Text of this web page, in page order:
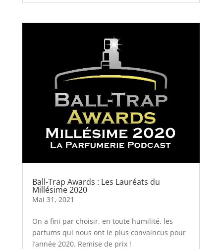
Ball-Trap Awards : Les Lauréats du
Millésime 2020
Mai 31, 2021
On a fini par choisir, en toute humilité, les
parfums qui nous ont le plus convaincus pour
l’année 2020. Remise de prix !